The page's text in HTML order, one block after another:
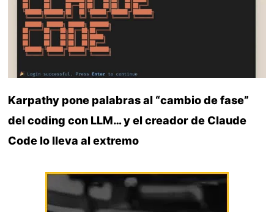
Karpathy pone palabras al “cambio de fase”
del coding con LLM… y el creador de Claude
Code lo lleva al extremo